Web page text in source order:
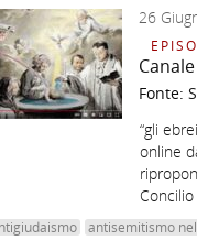
26
Fonte:
“gli
online
antisemitismo